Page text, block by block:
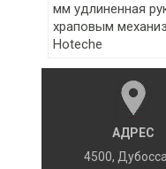
мм удлиненная
храповым
Hoteche
АДРЕС
4500,